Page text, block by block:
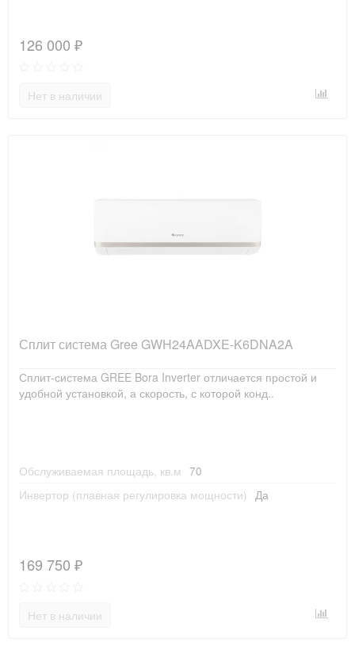
126 000 ₽
Нет в наличии
Сплит система Gree GWH24AADXE-K6DNA2A
Сплит-система GREE Bora Inverter отличается простой и
удобной установкой, а скорость, с которой конд..
Обслуживаемая площадь, кв.м 70
Инвертор (плавная регулировка мощности)
Да
169 750 ₽
Нет в наличии